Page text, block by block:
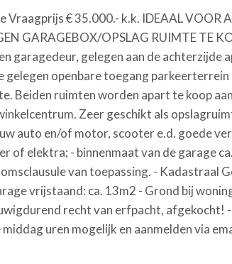
Vraagprijs € 35.000.- k.k. IDEAAL VOOR
GARAGEBOX/OPSLAG RUIMTE TE
garagedeur, gelegen aan de achterzijde
gelegen openbare toegang
Beiden ruimten worden apart te koop
Zeer geschikt als
auto en/of motor, scooter e.d. goede
of elektra; - binnenmaat van de garage
van toepassing. - Kadastraal
vrijstaand: ca. 13m2 - Grond bij
recht van erfpacht, afgekocht! -
uren mogelijk en aanmelden via